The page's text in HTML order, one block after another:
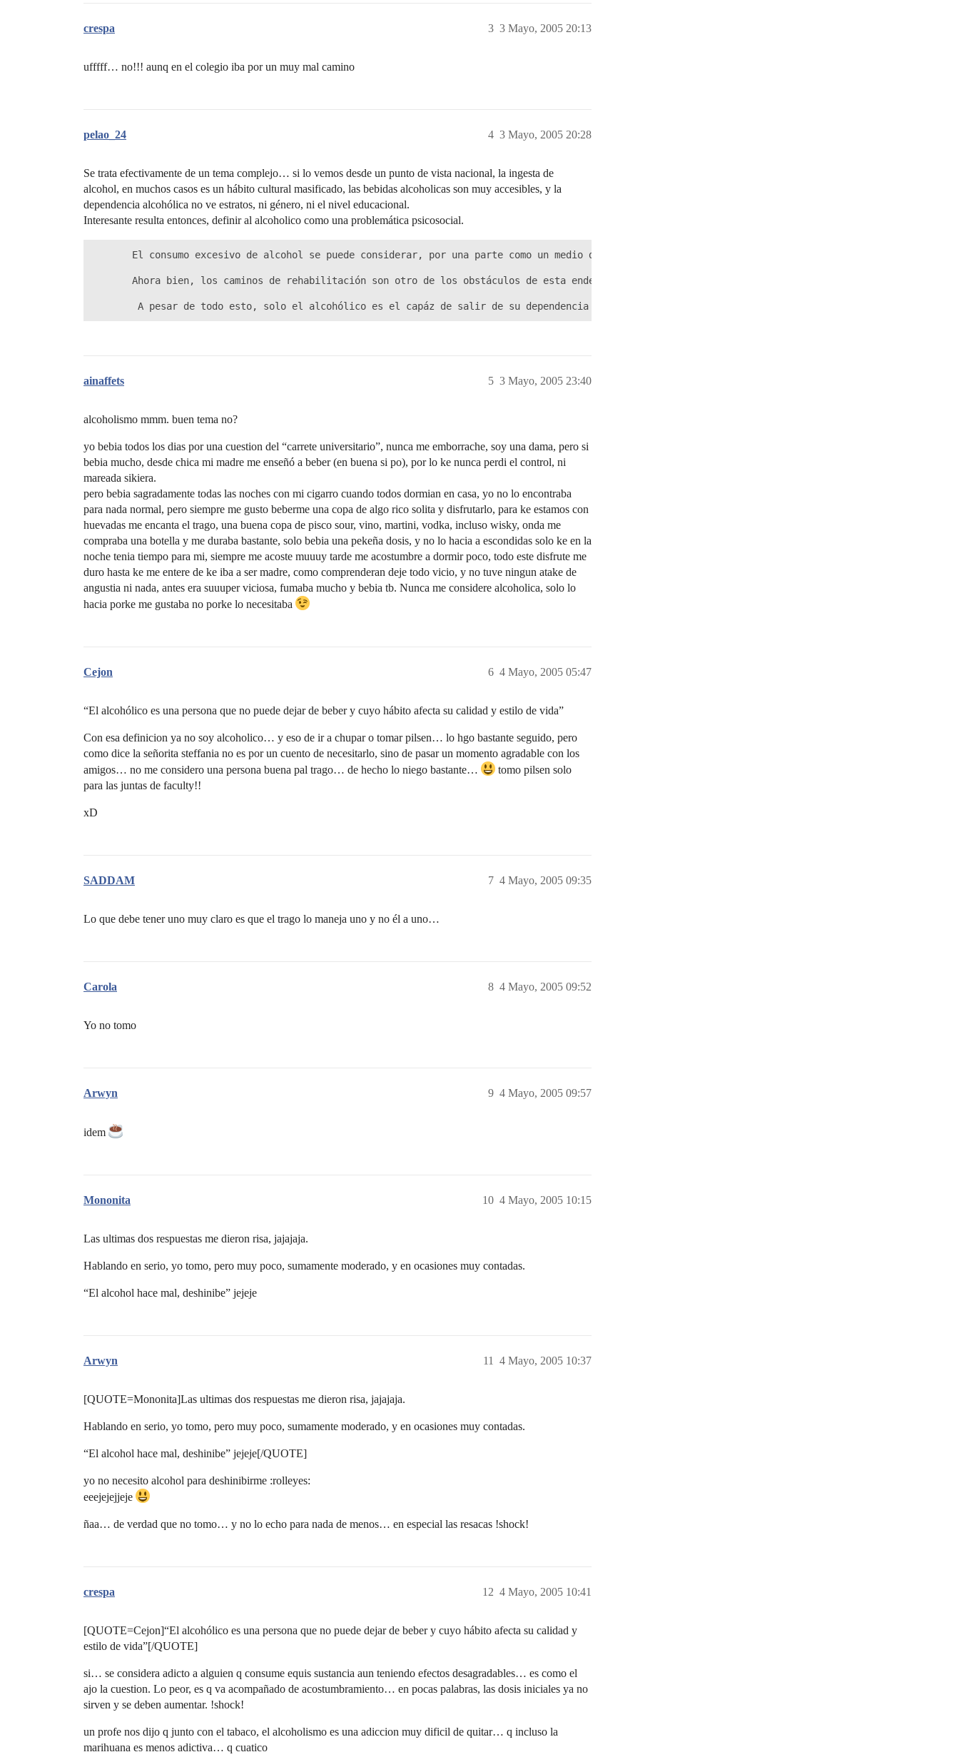
crespa 3 Mayo, 2005 20:13
3
ufffff… no!!! aunq en el colegio iba por un muy mal camino
pelao_24 3 Mayo, 2005 20:28
4
Se trata efectivamente de un tema complejo… si lo vemos desde un punto de vista nacional, la ingesta de
alcohol, en muchos casos es un hábito cultural masificado, las bebidas alcoholicas son muy accesibles, y la
dependencia alcohólica no ve estratos, ni género, ni el nivel educacional.
Interesante resulta entonces, definir al alcoholico como una problemática psicosocial.
El consumo excesivo de alcohol se puede considerar, por una parte como un medio de escape a la realidad socioeconómica y, por otra, a través
Ahora bien, los caminos de rehabilitación son otro de los obstáculos de esta endermedad, pues ninguno de ellos funciona si no pone el
A pesar de todo esto, solo el alcohólico es el capáz de salir de su dependencia dipsómana y vaya que cuesta cuando aún no se ha tocado
ainaffets 3 Mayo, 2005 23:40
5
alcoholismo mmm. buen tema no?
yo bebia todos los dias por una cuestion del “carrete universitario”, nunca me emborrache, soy una dama, pero si
bebia mucho, desde chica mi madre me enseñó a beber (en buena si po), por lo ke nunca perdi el control, ni
mareada sikiera.
pero bebia sagradamente todas las noches con mi cigarro cuando todos dormian en casa, yo no lo encontraba
para nada normal, pero siempre me gusto beberme una copa de algo rico solita y disfrutarlo, para ke estamos con
huevadas me encanta el trago, una buena copa de pisco sour, vino, martini, vodka, incluso wisky, onda me
compraba una botella y me duraba bastante, solo bebia una pekeña dosis, y no lo hacia a escondidas solo ke en la
noche tenia tiempo para mi, siempre me acoste muuuy tarde me acostumbre a dormir poco, todo este disfrute me
duro hasta ke me entere de ke iba a ser madre, como comprenderan deje todo vicio, y no tuve ningun atake de
angustia ni nada, antes era suuuper viciosa, fumaba mucho y bebia tb. Nunca me considere alcoholica, solo lo
hacia porke me gustaba no porke lo necesitaba
Cejon 4 Mayo, 2005 05:47
6
“El alcohólico es una persona que no puede dejar de beber y cuyo hábito afecta su calidad y estilo de vida”
Con esa definicion ya no soy alcoholico… y eso de ir a chupar o tomar pilsen… lo hgo bastante seguido, pero
como dice la señorita steffania no es por un cuento de necesitarlo, sino de pasar un momento agradable con los
amigos… no me considero una persona buena pal trago… de hecho lo niego bastante…
tomo pilsen solo
para las juntas de faculty!!
xD
SADDAM 4 Mayo, 2005 09:35
7
Lo que debe tener uno muy claro es que el trago lo maneja uno y no él a uno…
Carola 4 Mayo, 2005 09:52
8
Yo no tomo
Arwyn 4 Mayo, 2005 09:57
9
idem
Mononita 4 Mayo, 2005 10:15
10
Las ultimas dos respuestas me dieron risa, jajajaja.
Hablando en serio, yo tomo, pero muy poco, sumamente moderado, y en ocasiones muy contadas.
“El alcohol hace mal, deshinibe” jejeje
Arwyn 4 Mayo, 2005 10:37
11
[QUOTE=Mononita]Las ultimas dos respuestas me dieron risa, jajajaja.
Hablando en serio, yo tomo, pero muy poco, sumamente moderado, y en ocasiones muy contadas.
“El alcohol hace mal, deshinibe” jejeje[/QUOTE]
yo no necesito alcohol para deshinibirme :rolleyes:
eeejejejjeje
ñaa… de verdad que no tomo… y no lo echo para nada de menos… en especial las resacas !shock!
crespa 4 Mayo, 2005 10:41
12
[QUOTE=Cejon]“El alcohólico es una persona que no puede dejar de beber y cuyo hábito afecta su calidad y
estilo de vida”[/QUOTE]
si… se considera adicto a alguien q consume equis sustancia aun teniendo efectos desagradables… es como el
ajo la cuestion. Lo peor, es q va acompañado de acostumbramiento… en pocas palabras, las dosis iniciales ya no
sirven y se deben aumentar. !shock!
un profe nos dijo q junto con el tabaco, el alcoholismo es una adiccion muy dificil de quitar… q incluso la
marihuana es menos adictiva… q cuatico